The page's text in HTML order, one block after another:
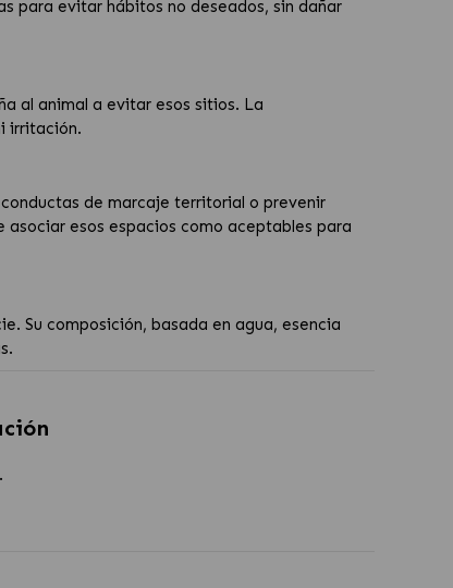
para evitar hábitos no deseados, sin dañar
al animal a evitar esos sitios. La
irritación.
de marcaje territorial o prevenir
esos espacios como aceptables para
Su composición, basada en agua, esencia